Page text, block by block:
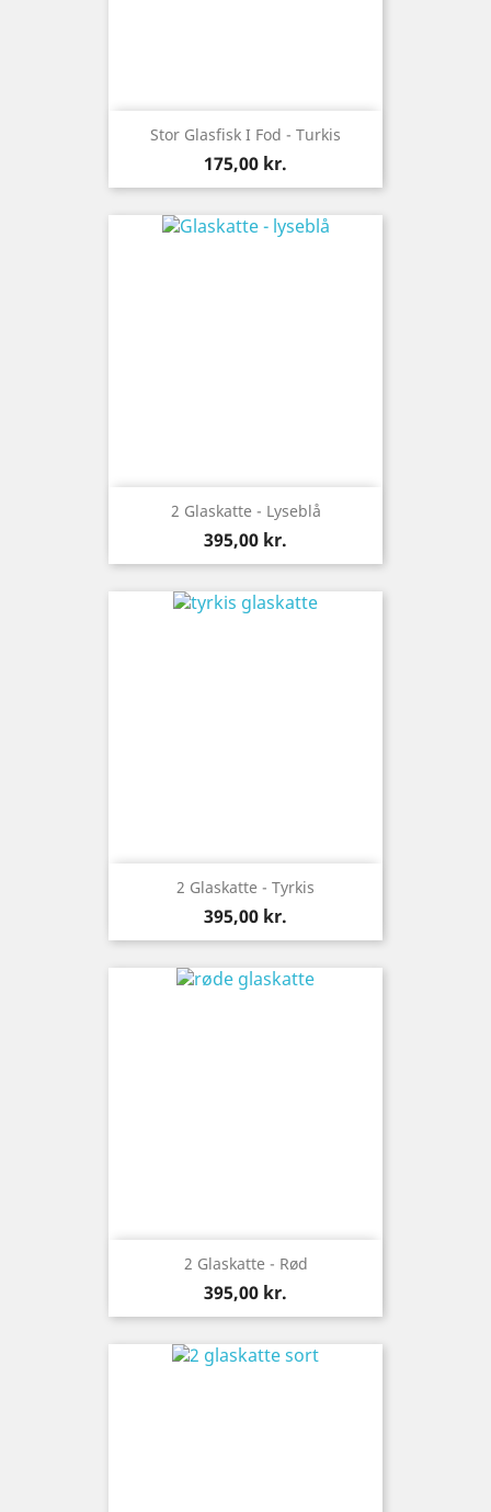
Stor Glasfisk I Fod - Turkis
Pris
175,00 kr.
2 Glaskatte - Lyseblå
Pris
395,00 kr.
2 Glaskatte - Tyrkis
Pris
395,00 kr.
2 Glaskatte - Rød
Pris
395,00 kr.